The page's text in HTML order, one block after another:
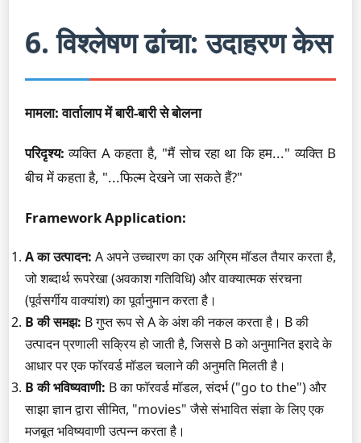
6. विश्लेषण ढांचा: उदाहरण केस
मामला: वार्तालाप में बारी-बारी से बोलना
परिदृश्य: व्यक्ति A कहता है, "मैं सोच रहा था कि हम..." व्यक्ति B
बीच में कहता है, "...फिल्म देखने जा सकते हैं?"
Framework Application:
A का उत्पादन: A अपने उच्चारण का एक अग्रिम मॉडल तैयार करता है,
जो शब्दार्थ रूपरेखा (अवकाश गतिविधि) और वाक्यात्मक संरचना
(पूर्वसर्गीय वाक्यांश) का पूर्वानुमान करता है।
B की समझ: B गुप्त रूप से A के अंश की नकल करता है। B की
उत्पादन प्रणाली सक्रिय हो जाती है, जिससे B को अनुमानित इरादे के
आधार पर एक फॉरवर्ड मॉडल चलाने की अनुमति मिलती है।
B की भविष्यवाणी: B का फॉरवर्ड मॉडल, संदर्भ ("go to the") और
साझा ज्ञान द्वारा सीमित, "movies" जैसे संभावित संज्ञा के लिए एक
मजबूत भविष्यवाणी उत्पन्न करता है।